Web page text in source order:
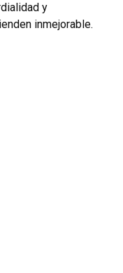
y
inmejorable.